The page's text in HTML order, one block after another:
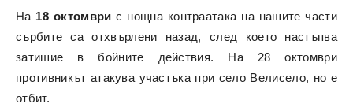
На 18 октомври с нощна контраатака на нашите части
сърбите са отхвърлени назад, след което настъпва
затишие в бойните действия. На 28 октомври
противникът атакува участъка при село Велисело, но е
отбит.